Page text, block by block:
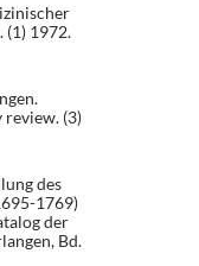
(1) 1972.
(3)
des
1769)
der
Bd.